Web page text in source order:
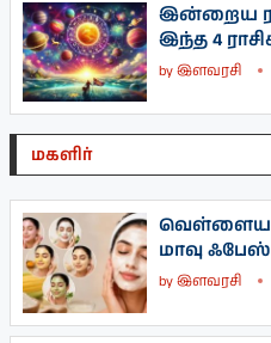
இன்றைய
இந்த 4
byஇளவரசி
மகளிர்
மாவு
byஇளவரசி